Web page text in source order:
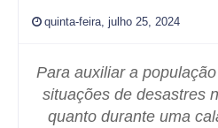
quinta-feira, julho 25, 2024
Para auxiliar a
situações de desastres
quanto durante uma